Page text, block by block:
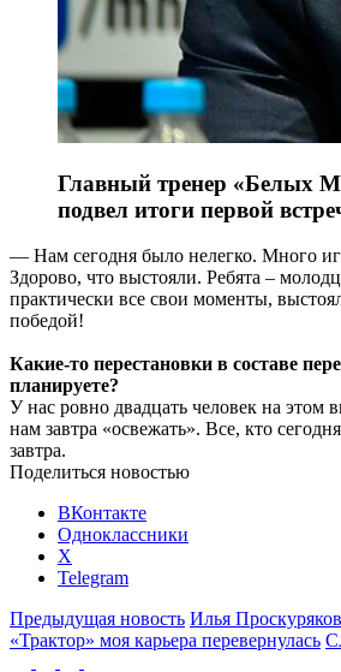
Главный тренер «Белых
подвел итоги первой
— Нам сегодня было нелегко. Много
Здорово, что выстояли. Ребята –
практически все свои моменты,
победой!
Какие-то перестановки в составе
планируете?
У нас ровно двадцать человек на этом
нам завтра «освежать». Все, кто
завтра.
Поделиться новостью
ВКонтакте
Одноклассники
X
Telegram
Предыдущая новость Илья
«Трактор» моя карьера перевернулась